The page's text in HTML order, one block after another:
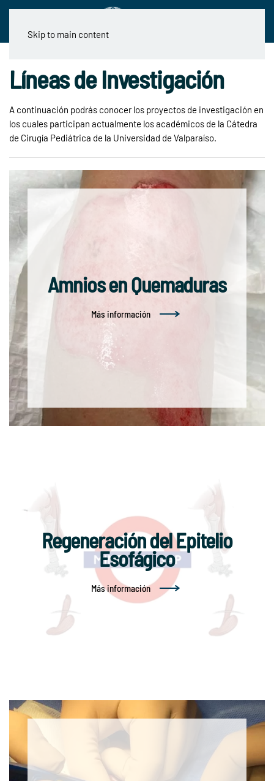
Skip to main content
Líneas de Investigación
A continuación podrás conocer los proyectos de investigación en
los cuales participan actualmente los académicos de la Cátedra
de Cirugía Pediátrica de la Universidad de Valparaíso.
Amnios en Quemaduras
Más información
Regeneración del Epitelio
Esofágico
Más información